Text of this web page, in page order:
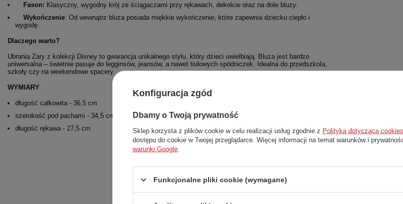
Fason: Klasyczny, wygodny krój ze ściągaczami przy rękawach, dekolcie oraz na dole bluzy.
Wykończenie: Od wewnątrz bluza posiada miękkie wykończenie, które zapewnia dziecku ciepło i
wygodę.
Dlaczego warto?
Ubrania Zary z kolekcji Disney to gwarancja unikalnego stylu, który dzieci uwielbiają. Bluza jest bardzo
uniwersalna – świetnie pasuje do legginsów, jeansów, a nawet tiulowych spódniczek. Idealna do przedszkola,
szkoły czy na weekendowe spacery.
WYMIARY
długość całkowita - 36,5 cm
szerokość pod pachami - 34,5 cm
długość rękawa - 27,5 cm
Konfiguracja zgód
Dbamy o Twoją prywatność
Sklep korzysta z plików cookie w celu realizacji usług zgodnie z Polityką dotyczącą cookies
dostępu do cookie w Twojej przeglądarce. Więcej informacji na temat warunków i
warunki Google
Funkcjonalne pliki cookie (wymagane)